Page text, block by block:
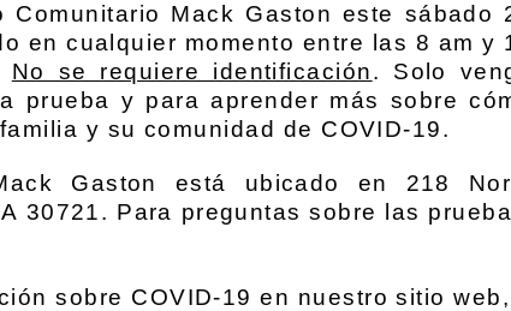
Mack Gaston este sábado
en cualquier momento entre las 8 am y
No se requiere identificación. Solo
prueba y para aprender más sobre
y su comunidad de COVID-19.
Gaston está ubicado en 218
30721. Para preguntas sobre las
sobre COVID-19 en nuestro sitio web,